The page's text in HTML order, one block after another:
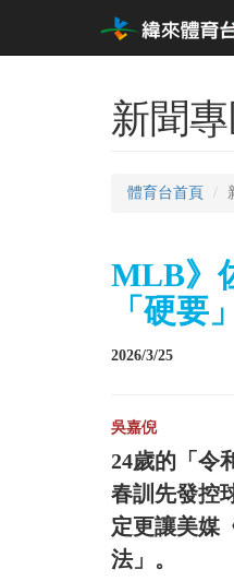
新聞
體育台首頁
MLB》
「硬要」
2026/3/25
吳嘉倪
24歲的「令
春訓先發控
定更讓美媒
法」。